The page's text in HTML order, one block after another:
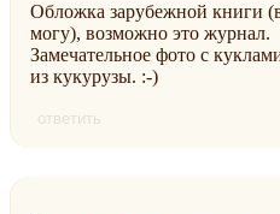
Обложка зарубежной книги
могу), возможно это журнал.
Замечательное фото с
из кукурузы. :-)
ответить